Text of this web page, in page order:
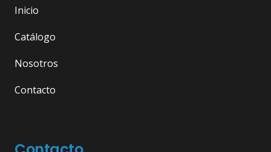
Inicio
Catálogo
Nosotros
Contacto